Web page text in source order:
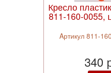
Кресло
811-160-0055,
Aртикул 811-
340